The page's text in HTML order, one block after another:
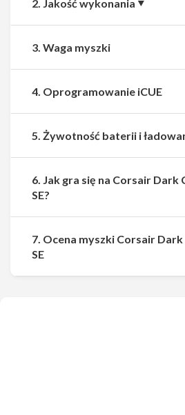
2. Jakość wykonania
3. Waga myszki
4. Oprogramowanie iCUE
5. Żywotność baterii i
6. Jak gra się na Corsair Dark
SE?
7. Ocena myszki Corsair Dark
SE